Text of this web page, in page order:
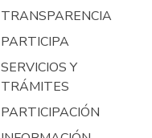
TRANSPARENCIA
PARTICIPA
SERVICIOS Y
TRÁMITES
PARTICIPACIÓN